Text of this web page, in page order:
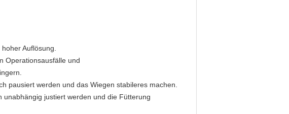
Auflösung.
Operationsausfälle und
pausiert werden und das Wiegen stabileres machen.
justiert werden und die Fütterung